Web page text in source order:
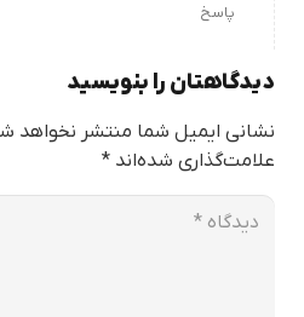
پاسخ
دیدگاهتان را بنویسید
نشانی ایمیل شما منتشر نخواهد
علامت‌گذاری شده‌اند *